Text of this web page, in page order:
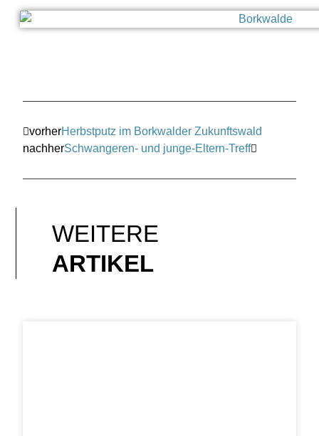
vorherHerbstputz im Borkwalder Zukunftswald
nachherSchwangeren- und junge-Eltern-Treff
WEITERE
ARTIKEL